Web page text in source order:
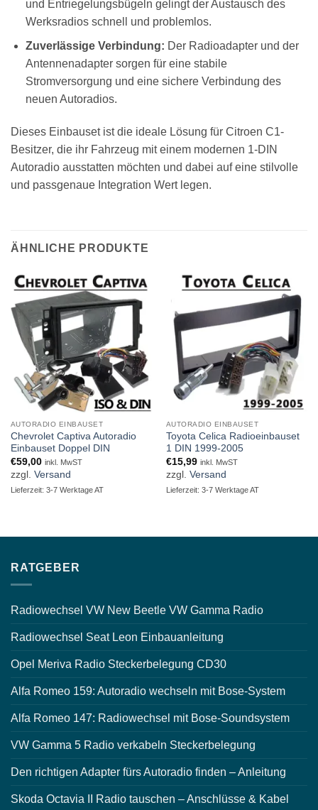
und Entriegelungsbügeln gelingt der Austausch des
Werksradios schnell und problemlos.
Zuverlässige Verbindung: Der Radioadapter und der
Antennenadapter sorgen für eine stabile
Stromversorgung und eine sichere Verbindung des
neuen Autoradios.
Dieses Einbauset ist die ideale Lösung für Citroen C1-
Besitzer, die ihr Fahrzeug mit einem modernen 1-DIN
Autoradio ausstatten möchten und dabei auf eine stilvolle
und passgenaue Integration Wert legen.
ÄHNLICHE PRODUKTE
AUTORADIO EINBAUSET
Chevrolet Captiva Autoradio
Einbauset Doppel DIN
€59,00 inkl. MwST
zzgl. Versand
Lieferzeit: 3-7 Werktage AT
AUTORADIO EINBAUSET
Toyota Celica Radioeinbauset
1 DIN 1999-2005
€15,99 inkl. MwST
zzgl. Versand
Lieferzeit: 3-7 Werktage AT
RATGEBER
Radiowechsel VW New Beetle VW Gamma Radio
Radiowechsel Seat Leon Einbauanleitung
Opel Meriva Radio Steckerbelegung CD30
Alfa Romeo 159: Autoradio wechseln mit Bose-System
Alfa Romeo 147: Radiowechsel mit Bose-Soundsystem
VW Gamma 5 Radio verkabeln Steckerbelegung
Den richtigen Adapter fürs Autoradio finden – Anleitung
Skoda Octavia II Radio tauschen – Anschlüsse & Kabel